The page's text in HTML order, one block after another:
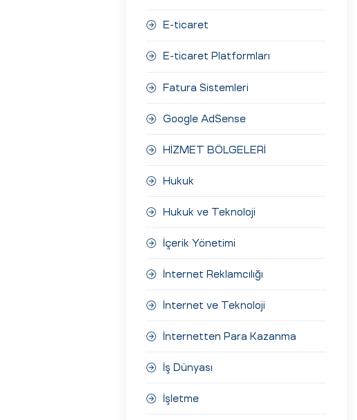
E-ticaret
E-ticaret Platformları
Fatura Sistemleri
Google AdSense
HİZMET BÖLGELERİ
Hukuk
Hukuk ve Teknoloji
İçerik Yönetimi
İnternet Reklamcılığı
İnternet ve Teknoloji
İnternetten Para Kazanma
İş Dünyası
İşletme